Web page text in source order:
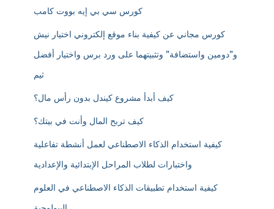
كورس سي بي إيه بووت كامب
كورس مجاني عن كيفية بناء موقع إلكتروني اختيار نيش
و”دومين واستضافة” وتثبيتهما على ورد برس واختيار أفضل
ثيم
كيف أبدأ مشروع كيندل بدون رأس مال؟
كيف تربح المال وأنت في بيتك؟
كيفية استخدام الذكاء الاصطناعي لعمل أنشطة تفاعلية
واختبارات لطلاب المراحل الإبتدائية والإعدادية
كيفية استخدام تطبيقات الذكاء الاصطناعي في العلوم